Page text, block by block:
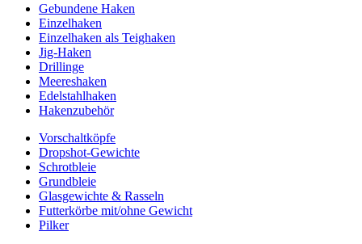
Gebundene Haken
Einzelhaken
Einzelhaken als Teighaken
Jig-Haken
Drillinge
Meereshaken
Edelstahlhaken
Hakenzubehör
Vorschaltköpfe
Dropshot-Gewichte
Schrotbleie
Grundbleie
Glasgewichte & Rasseln
Futterkörbe mit/ohne Gewicht
Pilker